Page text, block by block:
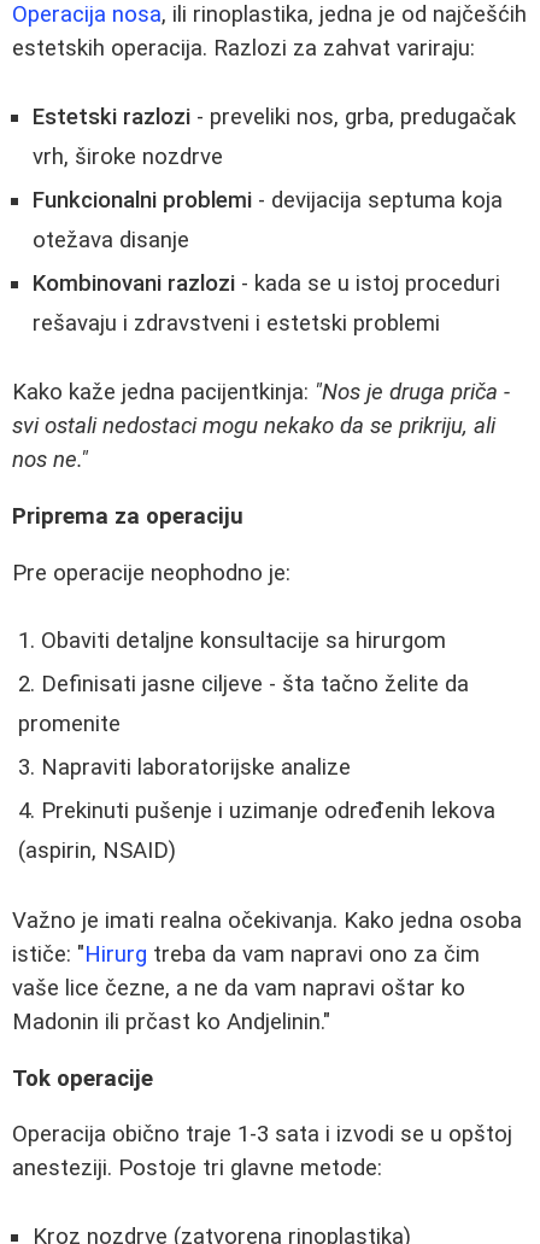
Operacija nosa, ili rinoplastika, jedna je od najčešćih
estetskih operacija. Razlozi za zahvat variraju:
Estetski razlozi - preveliki nos, grba, predugačak
vrh, široke nozdrve
Funkcionalni problemi - devijacija septuma koja
otežava disanje
Kombinovani razlozi - kada se u istoj proceduri
rešavaju i zdravstveni i estetski problemi
Kako kaže jedna pacijentkinja: "Nos je druga priča -
svi ostali nedostaci mogu nekako da se prikriju, ali
nos ne."
Priprema za operaciju
Pre operacije neophodno je:
Obaviti detaljne konsultacije sa hirurgom
Definisati jasne ciljeve - šta tačno želite da
promenite
Napraviti laboratorijske analize
Prekinuti pušenje i uzimanje određenih lekova
(aspirin, NSAID)
Važno je imati realna očekivanja. Kako jedna osoba
ističe: "Hirurg treba da vam napravi ono za čim
vaše lice čezne, a ne da vam napravi oštar ko
Madonin ili prčast ko Andjelinin."
Tok operacije
Operacija obično traje 1-3 sata i izvodi se u opštoj
anesteziji. Postoje tri glavne metode:
Kroz nozdrve (zatvorena rinoplastika)